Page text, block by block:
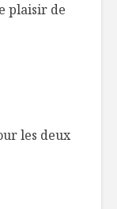
plaisir de
les deux